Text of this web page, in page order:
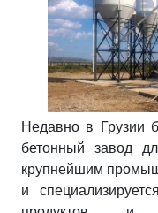
Недавно в Грузии
бетонный завод
крупнейшим
и